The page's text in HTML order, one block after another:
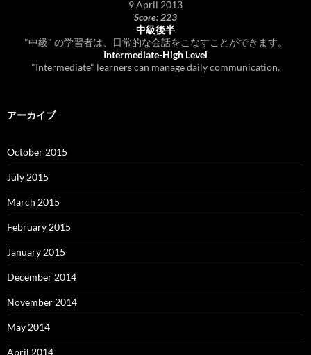
9 April 2013
Score: 223
中級後半
"中級" の学習者は、日常的な会話をこなすことができます。
Intermediate-High Level
"Intermediate" learners can manage daily communication.
アーカイブ
October 2015
July 2015
March 2015
February 2015
January 2015
December 2014
November 2014
May 2014
April 2014